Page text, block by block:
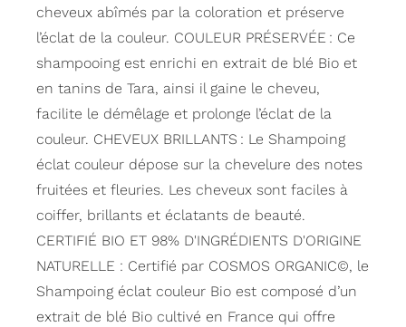
cheveux abîmés par la coloration et préserve
l’éclat de la couleur. COULEUR PRÉSERVÉE : Ce
shampooing est enrichi en extrait de blé Bio et
en tanins de Tara, ainsi il gaine le cheveu,
facilite le démêlage et prolonge l’éclat de la
couleur. CHEVEUX BRILLANTS : Le Shampoing
éclat couleur dépose sur la chevelure des notes
fruitées et fleuries. Les cheveux sont faciles à
coiffer, brillants et éclatants de beauté.
CERTIFIÉ BIO ET 98% D'INGRÉDIENTS D'ORIGINE
NATURELLE : Certifié par COSMOS ORGANIC©, le
Shampoing éclat couleur Bio est composé d’un
extrait de blé Bio cultivé en France qui offre